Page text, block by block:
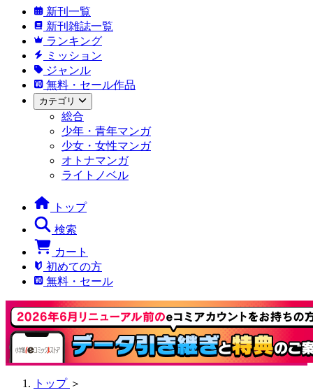
新刊一覧
新刊雑誌一覧
ランキング
ミッション
ジャンル
無料・セール作品
カテゴリ
総合
少年・青年マンガ
少女・女性マンガ
オトナマンガ
ライトノベル
トップ
検索
カート
初めての方
無料・セール
トップ ＞